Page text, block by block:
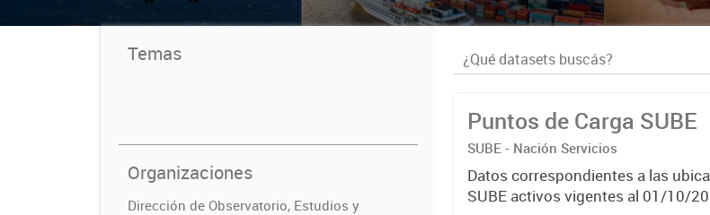
Temas
Organizaciones
Dirección de Observatorio, Estudios y
Puntos de Carga SUBE
SUBE - Nación Servicios
Datos correspondientes a las
SUBE activos vigentes al 01/10/